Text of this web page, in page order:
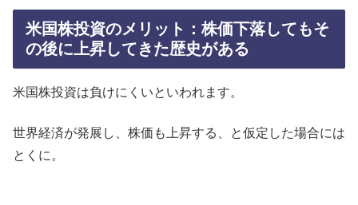
米国株投資のメリット：株価下落してもそ
の後に上昇してきた歴史がある
米国株投資は負けにくいといわれます。
世界経済が発展し、株価も上昇する、と仮定した場合には
とくに。